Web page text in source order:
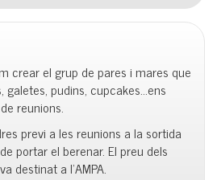
crear el grup de pares i mares que
galetes, pudins, cupcakes…ens
reunions.
previ a les reunions a la sortida
portar el berenar. El preu dels
destinat a l’AMPA.